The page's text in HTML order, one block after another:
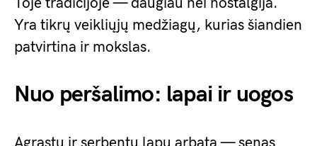
Yra tikrų veikliųjų medžiagų, kurias šiandien
patvirtina ir mokslas.
Nuo peršalimo: lapai ir uogos